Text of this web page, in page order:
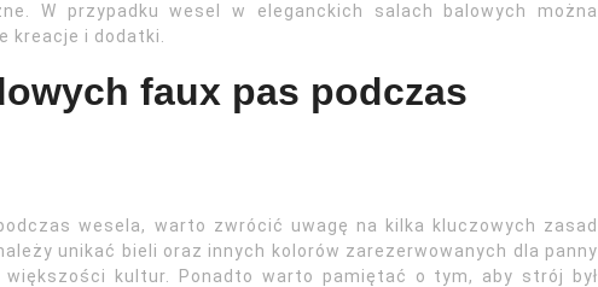
W przypadku wesel w eleganckich salach balowych można
kreacje i dodatki.
faux pas podczas
wesela, warto zwrócić uwagę na kilka kluczowych zasad
unikać bieli oraz innych kolorów zarezerwowanych dla panny
większości kultur. Ponadto warto pamiętać o tym, aby strój był